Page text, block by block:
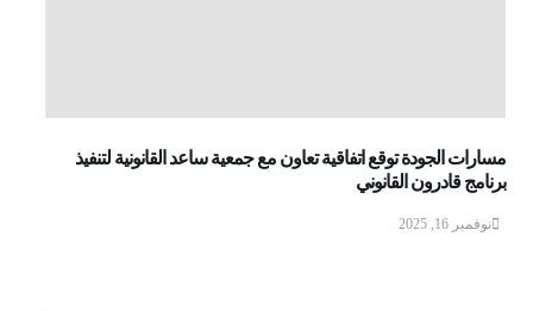
مسارات الجودة توقع اتفاقية تعاون مع جمعية ساعد القانونية لتنفيذ
برنامج قادرون القانوني
نوفمبر 16, 2025